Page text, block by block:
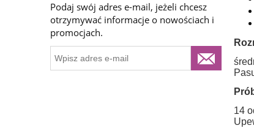
Podaj swój adres e-mail, jeżeli chcesz
otrzymywać informacje o nowościach i
promocjach.
14